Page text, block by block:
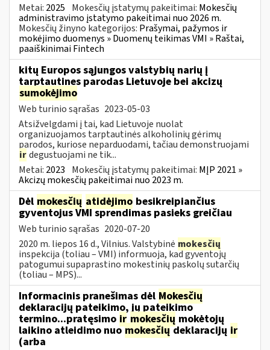
Metai: 2025 Mokesčių įstatymų pakeitimai: Mokesčių
administravimo įstatymo pakeitimai nuo 2026 m.
Mokesčių žinyno kategorijos: Prašymai, pažymos ir
mokėjimo duomenys » Duomenų teikimas VMI » Raštai,
paaiškinimai Fintech
kitų Europos sąjungos valstybių narių į
tarptautines parodas Lietuvoje bei akcizų
sumokėjimo
Web turinio sąrašas 2023-05-03
Atsižvelgdami į tai, kad Lietuvoje nuolat
organizuojamos tarptautinės alkoholinių gėrimų
parodos, kuriose neparduodami, tačiau demonstruojami
irdegustuojami ne tik...
Metai: 2023 Mokesčių įstatymų pakeitimai: MĮP 2021 »
Akcizų mokesčių pakeitimai nuo 2023 m.
Dėl mokesčių atidėjimo besikreipiančius
gyventojus VMI sprendimas pasieks greičiau
Web turinio sąrašas 2020-07-20
2020 m. liepos 16 d., Vilnius. Valstybinė mokesčių
inspekcija (toliau – VMI) informuoja, kad gyventojų
patogumui supaprastino mokestinių paskolų sutarčių
(toliau – MPS)...
Informacinis pranešimas dėl Mokesčių
deklaracijų pateikimo, jų pateikimo
termino...pratęsimo ir mokesčių mokėtojų
laikino atleidimo nuomokesčiųdeklaracijų ir
(arba